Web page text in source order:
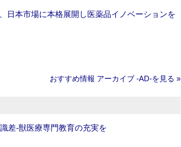
日本市場に本格展開し医薬品イノベーションを
おすすめ情報 アーカイブ ‐AD‐を見る »
差‐獣医療専門教育の充実を